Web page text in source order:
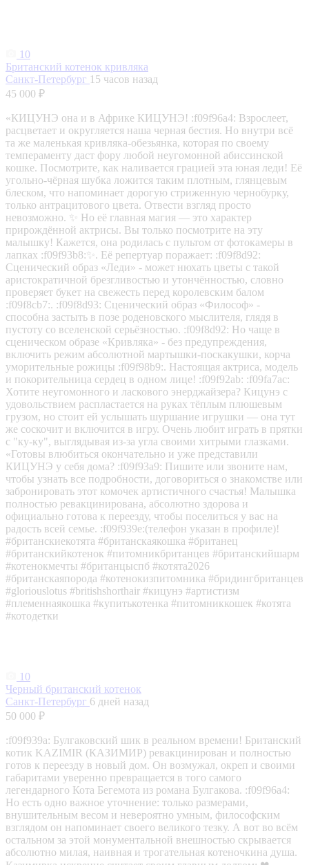
10
Британский котенок кривляка
Санкт-Петербург 15 часов назад
45 000 ₽
«КИЦУНЭ она и в Африке КИЦУНЭ! :f09f96a4: Взрослеет,
расцветает и округляется наша черная бестия. Но внутри всё
та же маленькая кривляка-обезьянка, которая по своему
темпераменту даст фору любой неугомонной абиссинской
кошке. Посмотрите, как наливается грацией эта юная леди! Её
угольно-чёрная шубка ложится таким плотным, глянцевым
блеском, что напоминает дорогую стриженную чернобурку,
только антрацитового цвета. Отвести взгляд просто
невозможно. ✨ Но её главная магия — это характер
прирождённой актрисы. Вы только посмотрите на эту
малышку! Кажется, она родилась с пультом от фотокамеры в
лапках :f09f93b8:✨. Её репертуар поражает: :f09f8d92:
Сценический образ «Леди» - может нюхать цветы с такой
аристократичной брезгливостью и утончённостью, словно
проверяет букет на свежесть перед королевским балом
:f09f8cb7:. :f09f8d93: Сценический образ «Философ» -
способна застыть в позе роденовского мыслителя, глядя в
пустоту со вселенской серьёзностью. :f09f8d92: Но чаще в
сценическом образе «Кривляка» - без предупреждения,
включить режим абсолютной мартышки-поскакушки, корча
уморительные рожицы :f09f98b9:. Настоящая актриса, модель
и покорительница сердец в одном лице! :f09f92ab: :f09fa7ac:
Хотите неугомонного и ласкового энерджайзера? Кицунэ с
удовольствием распластается на руках тёплым плюшевым
грузом, но стоит ей услышать шуршание игрушки — она тут
же соскочит и включится в игру. Очень любит играть в прятки
с "ку-ку", выглядывая из-за угла своими хитрыми глазками.
«Готовы влюбиться окончательно и уже представили
КИЦУНЭ у себя дома? :f09f93a9: Пишите или звоните нам,
чтобы узнать все подробности, договориться о знакомстве или
забронировать этот комочек артистичного счастья! Малышка
полностью ревакцинирована, абсолютно здорова и
официально готова к переезду, чтобы поселиться у вас на
радость всей семье. :f09f939e:(телефон указан в профиле)!
#британскиекотята #британскаякошка #британец
#британскийкотенок #питомникбританцев #британскийшарм
#котенокмечты #британцыспб #котята2026
#британскаяпорода #котенокизпитомника #бридингбританцев
#gloriouslotus #britishshorthair #кицунэ #артистизм
#племеннаякошка #купитькотенка #питомниккошек #котята
#котодетки
10
Черный британский котенок
Санкт-Петербург 6 дней назад
50 000 ₽
:f09f939a: Булгаковский шик в реальном времени! Британский
котик KAZIMIR (КАЗИМИР) ревакцинирован и полностью
готов к переезду в новый дом. Он возмужал, окреп и своими
габаритами уверенно превращается в того самого
легендарного Кота Бегемота из романа Булгакова. :f09f96a4:
Но есть одно важное уточнение: только размерами,
внушительным весом и невероятно умным, философским
взглядом он напоминает своего великого тезку. А вот во всём
остальном за этой монументальной внешностью скрывается
абсолютно милая, наивная и трогательная котеночкина душа.